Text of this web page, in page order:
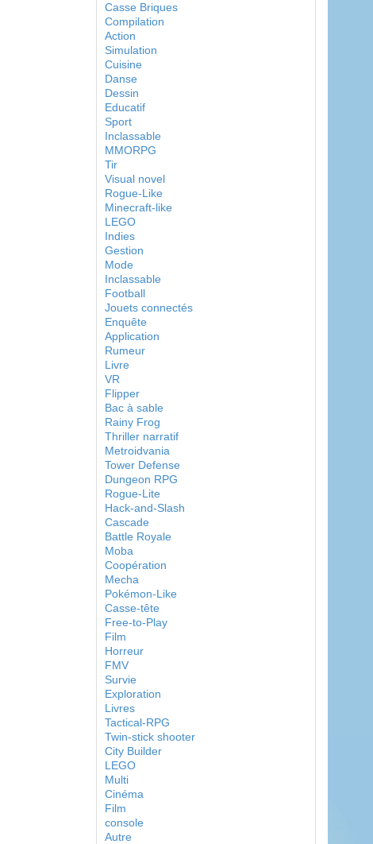
Casse Briques
Compilation
Action
Simulation
Cuisine
Danse
Dessin
Educatif
Sport
Inclassable
MMORPG
Tir
Visual novel
Rogue-Like
Minecraft-like
LEGO
Indies
Gestion
Mode
Inclassable
Football
Jouets connectés
Enquête
Application
Rumeur
Livre
VR
Flipper
Bac à sable
Rainy Frog
Thriller narratif
Metroidvania
Tower Defense
Dungeon RPG
Rogue-Lite
Hack-and-Slash
Cascade
Battle Royale
Moba
Coopération
Mecha
Pokémon-Like
Casse-tête
Free-to-Play
Film
Horreur
FMV
Survie
Exploration
Livres
Tactical-RPG
Twin-stick shooter
City Builder
LEGO
Multi
Cinéma
Film
console
Autre